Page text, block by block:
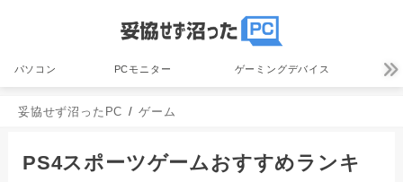
パソコン PCモニター ゲーミングデバイス
妥協せず沼ったPC ゲーム
PS4スポーツゲームおすすめランキ